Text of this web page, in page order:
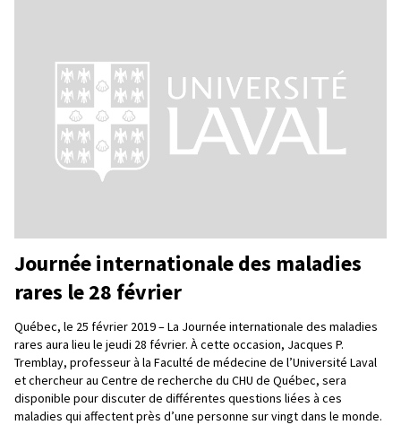
Journée internationale des maladies
rares le 28 février
Québec, le 25 février 2019 – La Journée internationale des maladies
rares aura lieu le jeudi 28 février. À cette occasion, Jacques P.
Tremblay, professeur à la Faculté de médecine de l’Université Laval
et chercheur au Centre de recherche du CHU de Québec, sera
disponible pour discuter de différentes questions liées à ces
maladies qui affectent près d’une personne sur vingt dans le monde.